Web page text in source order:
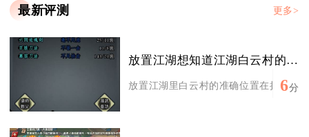
最新评测 更多>
放置江湖想知道江湖白云村的准确位置
放置江湖里白云村的准确位置在扬州城
6分